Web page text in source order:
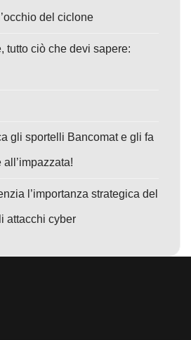
del ciclone
tutto ciò che devi sapere:
gli sportelli Bancomat e gli fa
l’importanza strategica del
attacchi cyber